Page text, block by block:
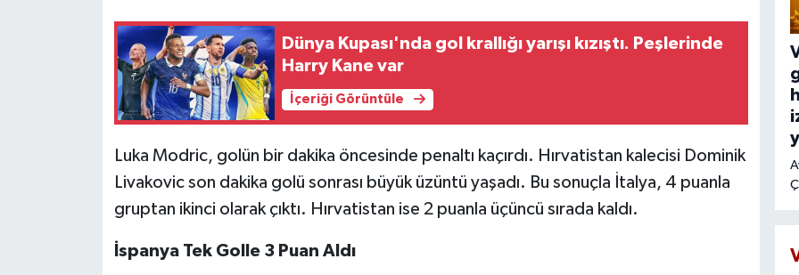
Dünya Kupası'nda gol krallığı yarışı kızıştı. Peşlerinde
Harry Kane var
İçeriği Görüntüle
Luka Modric, golün bir dakika öncesinde penaltı kaçırdı. Hırvatistan kalecisi Dominik
Livakovic son dakika golü sonrası büyük üzüntü yaşadı. Bu sonuçla İtalya, 4 puanla
gruptan ikinci olarak çıktı. Hırvatistan ise 2 puanla üçüncü sırada kaldı.
İspanya Tek Golle 3 Puan Aldı